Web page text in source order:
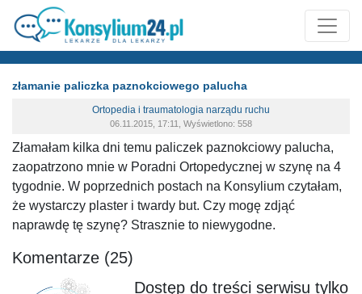
złamanie paliczka paznokciowego palucha
Ortopedia i traumatologia narządu ruchu
06.11.2015, 17:11, Wyświetlono: 558
Złamałam kilka dni temu paliczek paznokciowy palucha,
zaopatrzono mnie w Poradni Ortopedycznej w szynę na 4
tygodnie. W poprzednich postach na Konsylium czytałam,
że wystarczy plaster i twardy but. Czy mogę zdjąć
naprawdę tę szynę? Strasznie to niewygodne.
Komentarze (25)
Dostęp do treści serwisu tylko